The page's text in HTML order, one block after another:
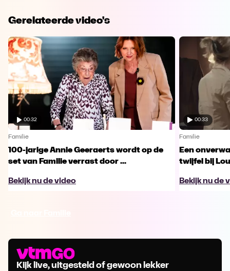
Gerelateerde video's
00:32
Familie
100-jarige Annie Geeraerts wordt op de
set van Familie verrast door ...
Bekijk nu de video
00:33
Familie
Een
twijfel bij
Bekijk nu de
Kijk live, uitgesteld of gewoon lekker